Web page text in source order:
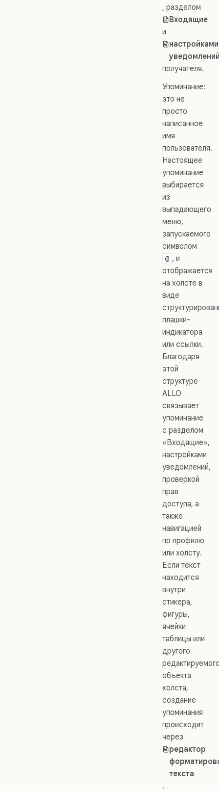
, разделом
Входящие
и
настройками
получателя.
Упоминание:
это не
просто
написанное
имя
пользователя.
Настоящее
упоминание
выбирается
из
выпадающего
меню,
запускаемого
символом
@ , и
отображается
на холсте в
виде
плашки-
индикатора
или ссылки.
Благодаря
этой
структуре
ALLO
связывает
упоминание
с разделом
«Входящие»,
настройками
уведомлений,
проверкой
прав
доступа, а
также
навигацией
по профилю
или холсту.
Если текст
находится
внутри
стикера,
фигуры,
ячейки
таблицы или
другого
объекта
холста,
создание
упоминания
происходит
через
редактор
текста
.